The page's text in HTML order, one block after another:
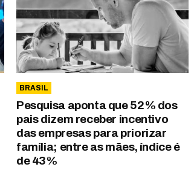
BRASIL
Pesquisa aponta que 52% dos
pais dizem receber incentivo
das empresas para priorizar
família; entre as mães, índice é
de 43%